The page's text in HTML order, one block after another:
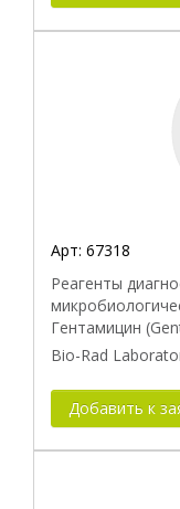
Арт: 67318
Реагенты
Гентамицин
Bio-Rad
Добавить к